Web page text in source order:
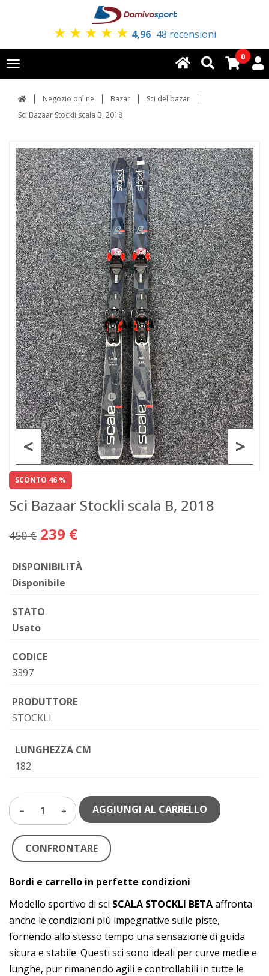
★ ★ ★ ★ ★ 4,96 48 recensioni
Toggle
navigation
0
Negozio online Bazar
Sci del bazar
Sci Bazaar Stockli scala B, 2018
>
<
SCONTO 46 %
Sci Bazaar Stockli scala B, 2018
450 € 239 €
DISPONIBILITÀ
Disponibile
STATO
Usato
CODICE
3397
PRODUTTORE
STOCKLI
LUNGHEZZA CM
182
1 AGGIUNGI AL CARRELLO
CONFRONTARE
Bordi e carrello in perfette condizioni
Modello sportivo di sci SCALA STOCKLI BETAaffronta
anche le condizioni più impegnative sulle piste,
fornendo allo stesso tempo una sensazione di guida
sicura e stabile. Questi sci sono ideali per curve medie e
lunghe, pur rimanendo agili e controllabili in tutte le